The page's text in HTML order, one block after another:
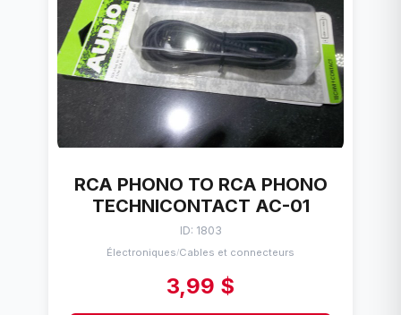
RCA PHONO TO RCA PHONO
TECHNICONTACT AC-01
ID: 1803
Électroniques/Cables et connecteurs
3,99 $